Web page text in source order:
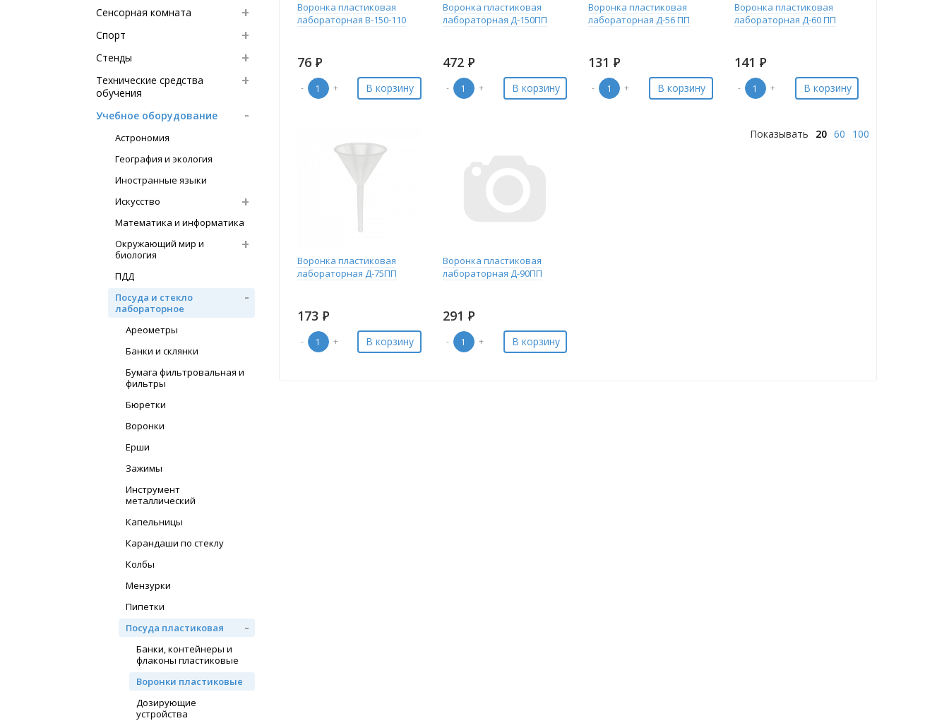
Сенсорная комната
Спорт
Стенды
Технические средства
обучения
Учебное оборудование
Астрономия
География и экология
Иностранные языки
Искусство
Математика и информатика
Окружающий мир и
биология
ПДД
Посуда и стекло
лабораторное
Ареометры
Банки и склянки
Бумага фильтровальная и
фильтры
Бюретки
Воронки
Ерши
Зажимы
Инструмент
металлический
Капельницы
Карандаши по стеклу
Колбы
Мензурки
Пипетки
Посуда пластиковая
Банки, контейнеры и
флаконы пластиковые
Воронки пластиковые
Дозирующие
устройства
Воронка пластиковая
лабораторная В-150-110
76 Р
- + В корзину
Воронка пластиковая
лабораторная Д-150ПП
472 Р
- + В корзину
Воронка пластиковая
лабораторная Д-56 ПП
131 Р
- + В корзину
Воронка пластиковая
лабораторная Д-60 ПП
141 Р
- + В корзину
Воронка пластиковая
лабораторная Д-75ПП
173 Р
- + В корзину
Воронка пластиковая
лабораторная Д-90ПП
291 Р
- + В корзину
Показывать 20 60 100